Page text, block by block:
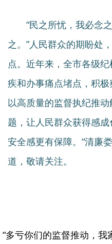
“民之所忧，我必念
之。”人民群众的期盼处
点。近年来，全市各级
疾和办事痛点堵点，积
以高质量的监督执纪推动
题，让人民群众获得感成
安全感更有保障。“清廉
道，敬请关注。
“多亏你们的监督推动，